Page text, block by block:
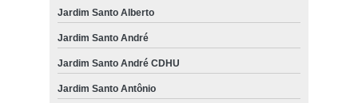
Jardim Santo Alberto
Jardim Santo André
Jardim Santo André CDHU
Jardim Santo Antônio